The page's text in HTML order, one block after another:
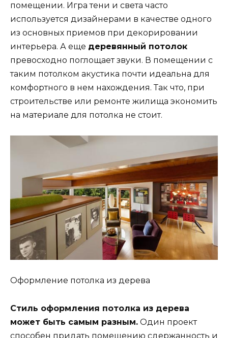
помещении. Игра тени и света часто
используется дизайнерами в качестве одного
из основных приемов при декорировании
интерьера. А еще деревянный потолок
превосходно поглощает звуки. В помещении с
таким потолком акустика почти идеальна для
комфортного в нем нахождения. Так что, при
строительстве или ремонте жилища экономить
на материале для потолка не стоит.
Оформление потолка из дерева
Стиль оформления потолка из дерева
может быть самым разным. Один проект
способен придать помещению сдержанность и